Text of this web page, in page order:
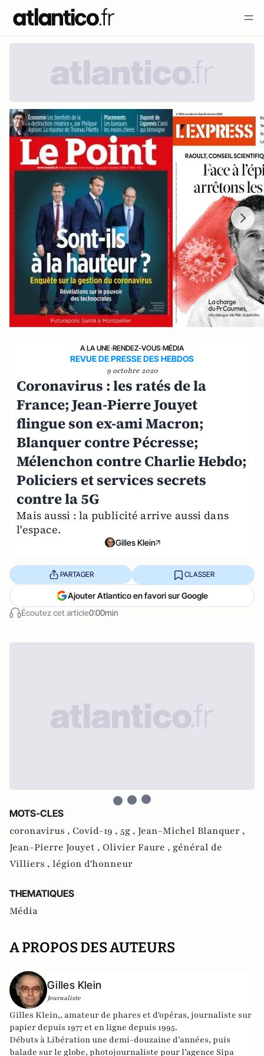
A LA UNE›RENDEZ-VOUS›MÉDIA
REVUE DE PRESSE DES HEBDOS
9 octobre 2020
Coronavirus : les ratés de la
France; Jean-Pierre Jouyet
flingue son ex-ami Macron;
Blanquer contre Pécresse;
Mélenchon contre Charlie Hebdo;
Policiers et services secrets
contre la 5G
Mais aussi : la publicité arrive aussi dans
l'espace.
Gilles Klein
Écoutez cet article0:00min
PARTAGER CLASSER
Ajouter Atlantico en favori sur Google
MOTS-CLES
coronavirus , Covid-19 , 5g , Jean-Michel Blanquer ,
Jean-Pierre Jouyet , Olivier Faure , général de
Villiers , légion d'honneur
THEMATIQUES
Média
A PROPOS DES AUTEURS
Gilles Klein
Journaliste
Gilles Klein,, amateur de phares et d'opéras, journaliste sur
papier depuis 1977 et en ligne depuis 1995.
Débuts à Libération une demi-douzaine d’années, puis
balade sur le globe, photojournaliste pour l’agence Sipa